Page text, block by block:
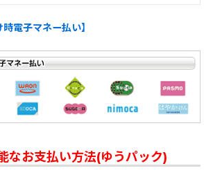
電子マネー払い】
なお支払い方法(ゆうパック)